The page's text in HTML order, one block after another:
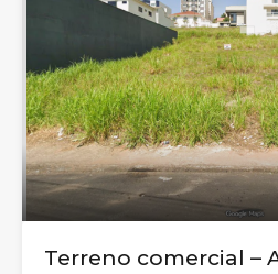
Terreno comercial –